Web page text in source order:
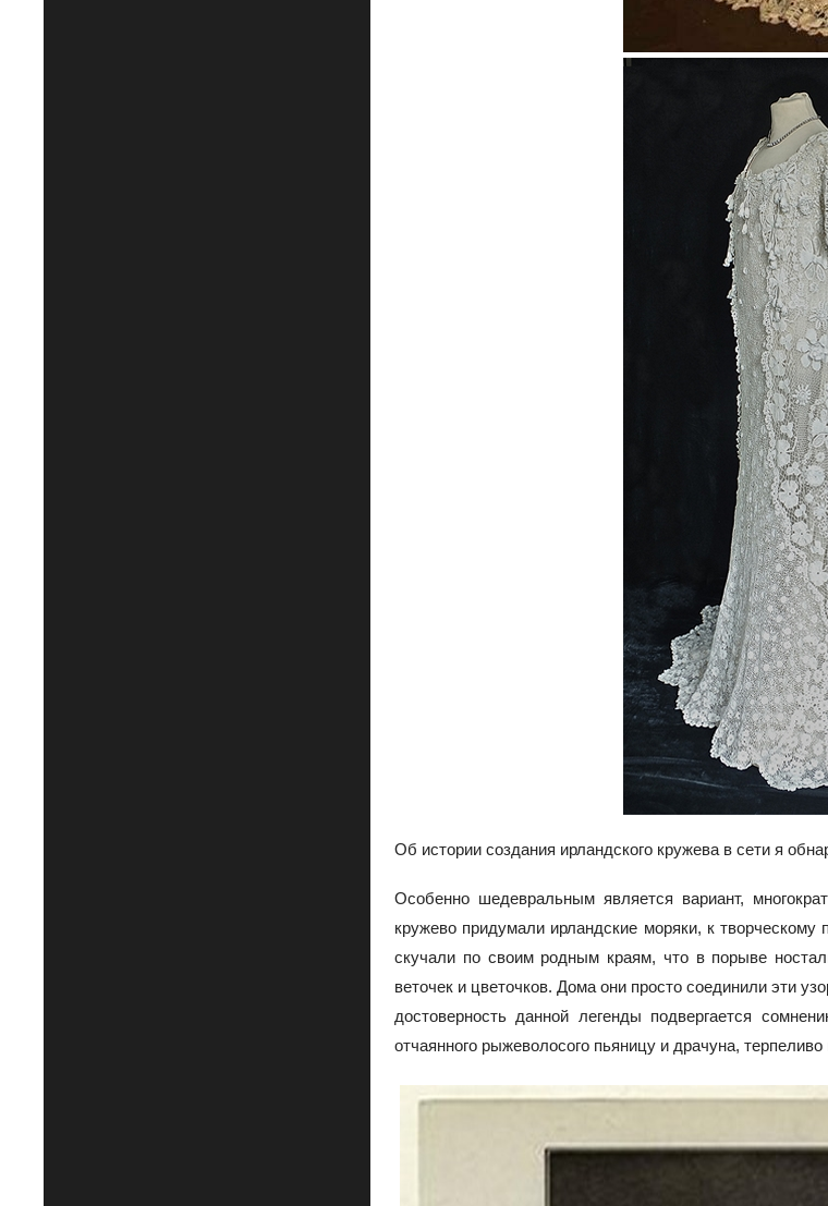
Об истории создания ирландского кружева в сети я
Особенно шедевральным является вариант,
кружево придумали ирландские моряки, к
скучали по своим родным краям, что в порыве
веточек и цветочков. Дома они просто соединили эти
достоверность данной легенды подвергается
отчаянного рыжеволосого пьяницу и драчуна,